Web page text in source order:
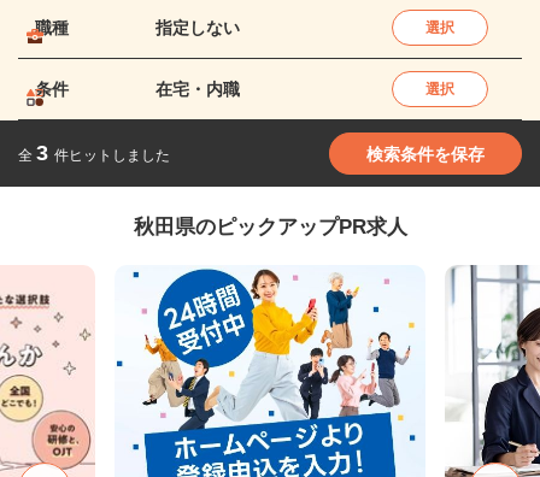
職種 指定しない 選択
条件 在宅・内職 選択
全 3 件ヒットしました 検索条件を保存
秋田県のピックアップPR求人